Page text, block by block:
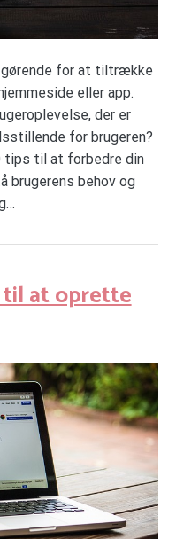
for at tiltrække
eller app.
der er
for brugeren?
tips til at forbedre din
brugerens behov og
at oprette